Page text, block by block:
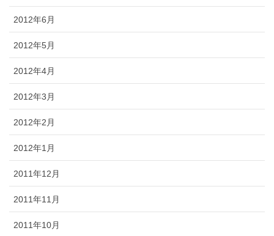
2012年6月
2012年5月
2012年4月
2012年3月
2012年2月
2012年1月
2011年12月
2011年11月
2011年10月